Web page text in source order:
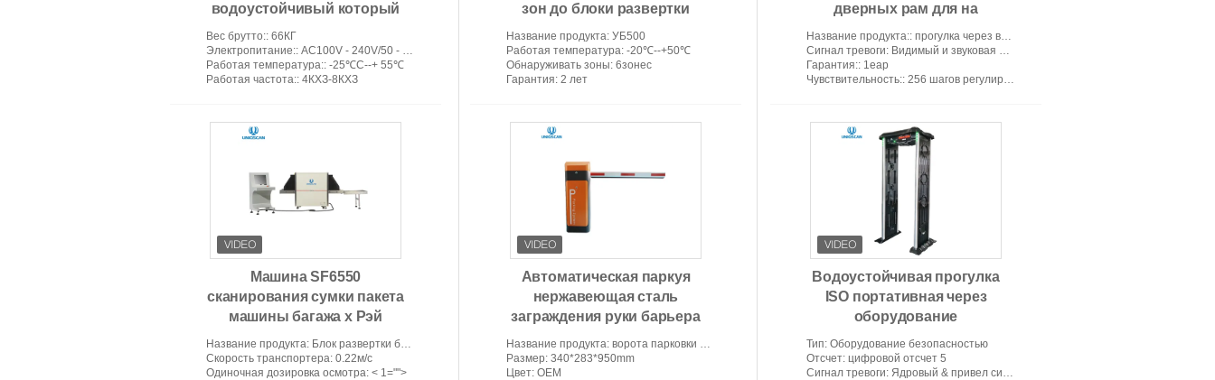
водоустойчивый который
можно использовать
outdoors/металлоискатель
блока развертки
Вес брутто:: 66КГ
Электропитание:: AC100V - 240V/50 - 60HZ
Работая температура:: -25℃C--+ 55℃
Работая частота:: 4КХЗ-8КХЗ
зон до блоки развертки
УБ500 тела
Название продукта: УБ500
Работая температура: -20℃--+50℃
Обнаруживать зоны: 6зонес
Гарантия: 2 лет
дверных рам для на
открытом воздухе пользы
Название продукта:: прогулка через ворота металлоискателя
Сигнал тревоги: Видимый и звуковая сигнализация
Гарантия:: 1еар
Чувствительность:: 256 шагов регулируемых
Машина SF6550
сканирования сумки пакета
машины багажа x Рэй
гостиницы 150KV
Название продукта: Блок развертки багажа рентгеновского снимка
Скорость транспортера: 0.22м/с
Одиночная дозировка осмотра: < 1="">
Автоматическая паркуя
нержавеющая сталь
заграждения руки барьера
Название продукта: ворота парковки автоматические
Размер: 340*283*950mm
Цвет: OEM
Водоустойчивая прогулка
ISO портативная через
оборудование
безопасностью
металлоискателя
Тип: Оборудование безопасностью
Отсчет: цифровой отсчет 5
Сигнал тревоги: Ядровый & привел сигнал тревоги